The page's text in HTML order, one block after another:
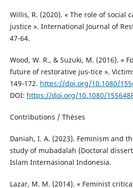
Willis, R. (2020). « The role of social
justice ». International Journal of
47-64.
Wood, W. R., & Suzuki, M. (2016). «
future of restorative jus-tice ».
149-172. https://doi.org/10.1080/
DOI: https://doi.org/10.1080/
Contributions / Thèses
Daniah, I. A. (2023). Feminism and
study of mubadalah (Doctoral
Islam Internasional Indonesia.
Lazar, M. M. (2014). « Feminist